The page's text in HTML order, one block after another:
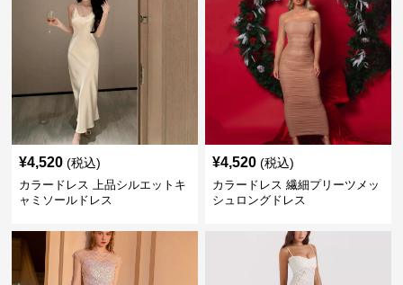
¥4,520 (税込)
カラードレス 上品シルエットキ
ャミソールドレス
¥4,520 (税込)
カラードレス 繊細プリーツメッ
シュロングドレス